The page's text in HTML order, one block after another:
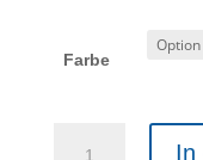
Farbe
In